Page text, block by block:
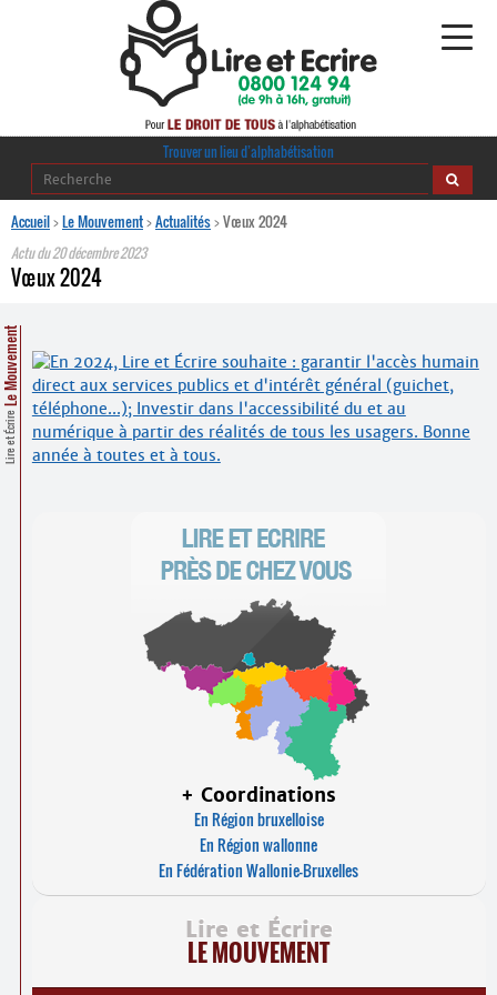
Alphabétisation
Regards croisés
Ressources pédagogiques
Espace presse
Trouver un lieu d’alphabétisation
Trouver un lieu d’alphabétisation
Accueil>Le Mouvement>Actualités>Vœux 2024
Actu du20 décembre 2023
Vœux 2024
Lire et Écrire
Le Mouvement
+ Coordinations
En Région bruxelloise
En Région wallonne
En Fédération Wallonie-Bruxelles
Lire et Écrire
LE MOUVEMENT